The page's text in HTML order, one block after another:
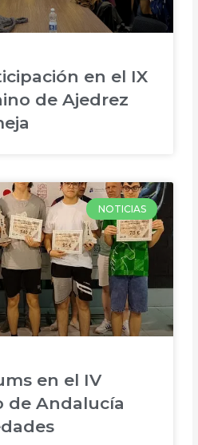
en el IX
de Ajedrez
NOTICIAS
en el IV
de Andalucía